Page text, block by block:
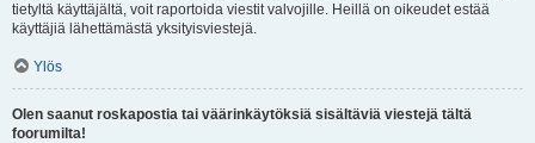
tietyltä käyttäjältä, voit raportoida viestit valvojille. Heillä on oikeudet estää
käyttäjiä lähettämästä yksityisviestejä.
Ylös
Olen saanut roskapostia tai väärinkäytöksiä sisältäviä viestejä tältä
foorumilta!